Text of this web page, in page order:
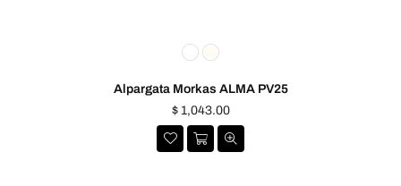
Alpargata Morkas ALMA PV25
Precio
habitual
$ 1,043.00